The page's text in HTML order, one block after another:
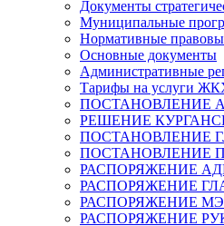
Документы
Муниципальные
Нормативные
Основные документы
Административные
Тарифы на услуги
ПОСТАНОВЛЕНИЕ
РЕШЕНИЕ
ПОСТАНОВЛЕНИЕ
ПОСТАНОВЛЕНИЕ
РАСПОРЯЖЕНИЕ
РАСПОРЯЖЕНИЕ
РАСПОРЯЖЕНИЕ
РАСПОРЯЖЕНИЕ